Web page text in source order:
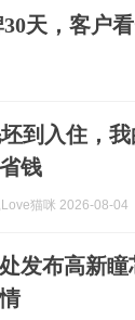
天，客户
到入住，
钱
猫咪 2026-08-04
发布高新